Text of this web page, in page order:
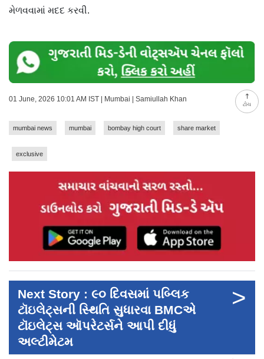
ટોચ
મેળવવામાં મદદ કરવી.
01 June, 2026 10:01 AM IST | Mumbai | Samiullah Khan
mumbai news mumbai bombay high court share market
exclusive
Next Story : ૯૦ દિવસમાં પબ્લિક
ટૉઇલેટ્સની સ્થિતિ સુધારવા BMCએ
ટૉઇલેટ્સ ઑપરેટર્સને આપી દીધું
અલ્ટીમેટમ
>